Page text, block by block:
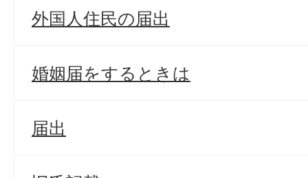
外国人住民の届出
婚姻届をするときは
届出